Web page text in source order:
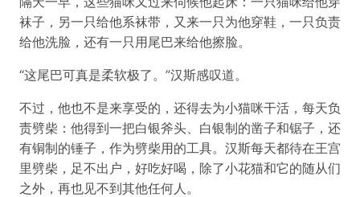
袜子，另一只给他系袜带，又来一只为他穿鞋，一只负责
给他洗脸，还有一只用尾巴来给他擦脸。
“这尾巴可真是柔软极了。”汉斯感叹道。
不过，他也不是来享受的，还得去为小猫咪干活，每天负
责劈柴：他得到一把白银斧头、白银制的凿子和锯子，还
有铜制的锤子，作为劈柴用的工具。汉斯每天都待在王宫
里劈柴，足不出户，好吃好喝，除了小花猫和它的随从们
之外，再也见不到其他任何人。